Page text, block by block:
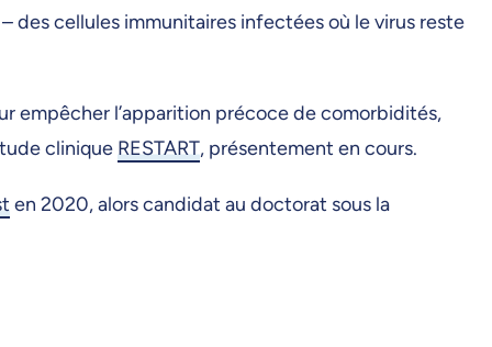
des cellules immunitaires infectées où le virus reste
empêcher l’apparition précoce de comorbidités,
clinique RESTART, présentement en cours.
en 2020, alors candidat au doctorat sous la